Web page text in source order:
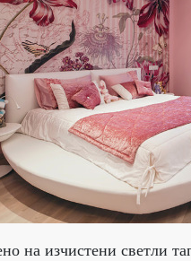
на изчистени светли